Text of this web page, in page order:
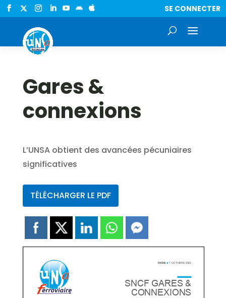
  SE CONNECTER
Gares &
connexions
L’UNSA obtient des avancées pécuniaires
significatives
TÉLÉCHARGER LE PDF